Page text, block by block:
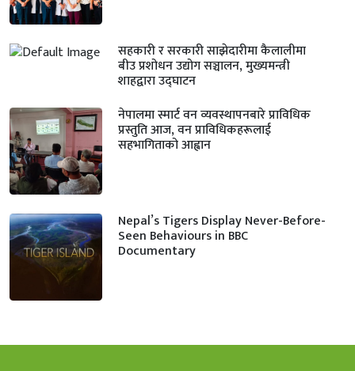
सहकारी र सरकारी साझेदारीमा कैलालीमा
बीउ प्रशोधन उद्योग सञ्चालन, मुख्यमन्त्री
शाहद्वारा उद्घाटन
नेपालमा स्मार्ट वन व्यवस्थापनबारे प्राविधिक
प्रस्तुति आज, वन प्राविधिकहरूलाई
सहभागिताको आह्वान
Nepal’s Tigers Display Never-Before-
Seen Behaviours in BBC
Documentary